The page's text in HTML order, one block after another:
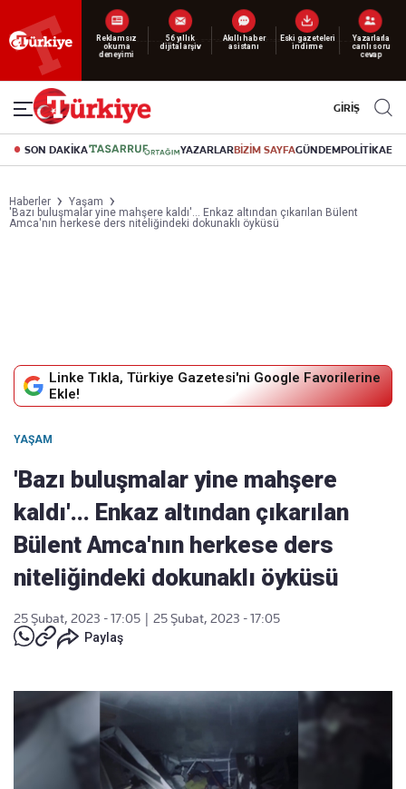
Reklamsız
okuma
deneyimi
56 yıllık
dijital arşiv
Akıllı haber
asistanı
Eski gazeteleri
indirme
Yazarlarla
canlı soru
cevap
GİRİŞ
SON DAKİKA YAZARLARBİZİM SAYFAGÜNDEMPOLİTİKA
Haberler
Yaşam
'Bazı buluşmalar yine mahşere kaldı'... Enkaz altından çıkarılan Bülent
Amca'nın herkese ders niteliğindeki dokunaklı öyküsü
Linke Tıkla, Türkiye Gazetesi'ni Google Favorilerine
Ekle!
YAŞAM
'Bazı buluşmalar yine mahşere
kaldı'... Enkaz altından çıkarılan
Bülent Amca'nın herkese ders
niteliğindeki dokunaklı öyküsü
25 Şubat, 2023 - 17:05
25 Şubat, 2023 - 17:05
Paylaş